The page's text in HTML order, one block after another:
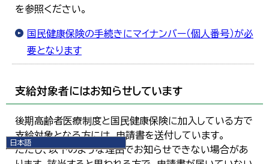
日本語
日本語
を参照ください。
国民健康保険の手続きにマイナンバー（個人番号）が必
要となります
支給対象者にはお知らせしています
後期高齢者医療制度と国民健康保険に加入している方で
支給対象となる方には、申請書を送付しています。
ただし、以下のような理由でお知らせできない場合があ